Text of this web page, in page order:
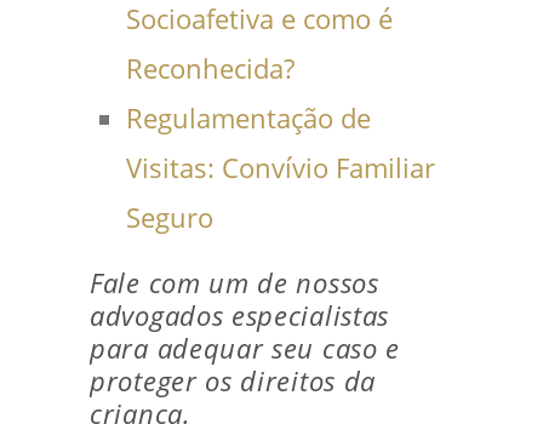
Socioafetiva e como é
Reconhecida?
Regulamentação de
Visitas: Convívio Familiar
Seguro
Fale com um de nossos
advogados especialistas
para adequar seu caso e
proteger os direitos da
criança.